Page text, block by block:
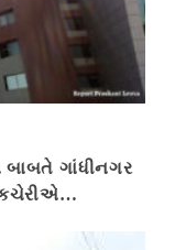
બાબતે ગાંધીનગર